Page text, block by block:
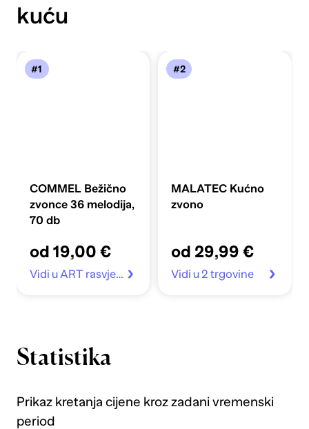
kuću
#1
COMMEL Bežično
zvonce 36 melodija,
70 db
od 19,00 €
Vidi u ART rasvjeta
#2
MALATEC Kućno
zvono
od 29,99 €
Vidi u 2 trgovine
Statistika
Prikaz kretanja cijene kroz zadani vremenski
period